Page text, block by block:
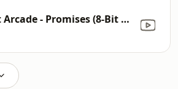
Bit Arcade - Promises (8-Bit Calvin Harris feat. Sam Smith Emulation)